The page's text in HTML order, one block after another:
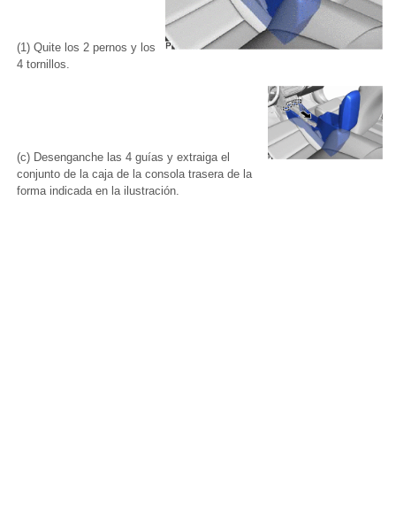
(1) Quite los 2 pernos y los
4 tornillos.
(c) Desenganche las 4 guías y extraiga el
conjunto de la caja de la consola trasera de la
forma indicada en la ilustración.